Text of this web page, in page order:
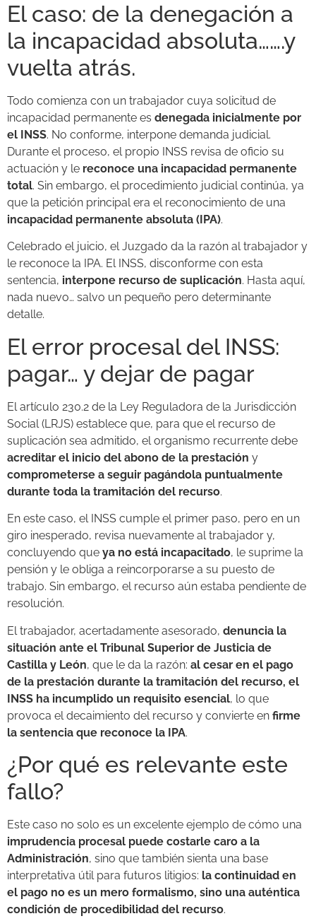
El caso: de la denegación a
la incapacidad absoluta…….y
vuelta atrás.
Todo comienza con un trabajador cuya solicitud de
incapacidad permanente es denegada inicialmente por
el INSS. No conforme, interpone demanda judicial.
Durante el proceso, el propio INSS revisa de oficio su
actuación y le reconoce una incapacidad permanente
total. Sin embargo, el procedimiento judicial continúa, ya
que la petición principal era el reconocimiento de una
incapacidad permanente absoluta (IPA).
Celebrado el juicio, el Juzgado da la razón al trabajador y
le reconoce la IPA. El INSS, disconforme con esta
sentencia, interpone recurso de suplicación. Hasta aquí,
nada nuevo… salvo un pequeño pero determinante
detalle.
El error procesal del INSS:
pagar… y dejar de pagar
El artículo 230.2 de la Ley Reguladora de la Jurisdicción
Social (LRJS) establece que, para que el recurso de
suplicación sea admitido, el organismo recurrente debe
acreditar el inicio del abono de la prestación y
comprometerse a seguir pagándola puntualmente
durante toda la tramitación del recurso.
En este caso, el INSS cumple el primer paso, pero en un
giro inesperado, revisa nuevamente al trabajador y,
concluyendo que ya no está incapacitado, le suprime la
pensión y le obliga a reincorporarse a su puesto de
trabajo. Sin embargo, el recurso aún estaba pendiente de
resolución.
El trabajador, acertadamente asesorado, denuncia la
situación ante el Tribunal Superior de Justicia de
Castilla y León, que le da la razón: al cesar en el pago
de la prestación durante la tramitación del recurso, el
INSS ha incumplido un requisito esencial, lo que
provoca el decaimiento del recurso y convierte en firme
la sentencia que reconoce la IPA.
¿Por qué es relevante este
fallo?
Este caso no solo es un excelente ejemplo de cómo una
imprudencia procesal puede costarle caro a la
Administración, sino que también sienta una base
interpretativa útil para futuros litigios: la continuidad en
el pago no es un mero formalismo, sino una auténtica
condición de procedibilidad del recurso.